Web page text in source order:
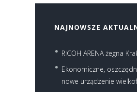
NAJNOWSZE
RICOH ARENA żegna
Ekonomiczne,
nowe urządzenie